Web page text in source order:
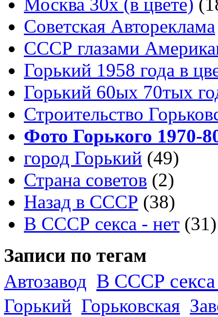
Советская Автореклама
СССР глазами
Горький 1958 года в
Горький 60ых 70тых
Строительство
Фото Горького 1970-
город Горький (49)
Страна советов (2)
Назад в СССР (38)
В СССР секса - нет (31)
Записи по тегам
Автозавод В СССР секса
Горький Горьковская